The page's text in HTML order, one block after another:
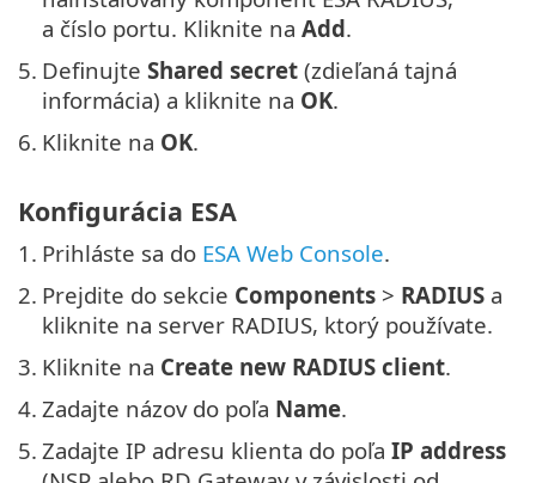
a číslo portu. Kliknite na Add.
5. Definujte Shared secret (zdieľaná tajná
informácia) a kliknite na OK.
6. Kliknite na OK.
Konfigurácia ESA
1. Prihláste sa do ESA Web Console.
2. Prejdite do sekcie Components > RADIUS a
kliknite na server RADIUS, ktorý používate.
3. Kliknite na Create new RADIUS client.
4. Zadajte názov do poľa Name.
5. Zadajte IP adresu klienta do poľa IP address